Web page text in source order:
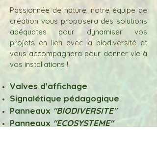
Passionnée de nature, notre équipe de
création vous proposera des solutions
adéquates pour dynamiser vos
projets en lien avec la biodiversité et
vous accompagnera pour donner vie à
vos installations !
Valves d'affichage
Signalétique pédagogique
Panneaux "BIODIVERSITE"
Panneaux "ECOSYSTEME"